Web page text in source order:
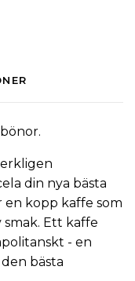
.
din nya bästa
en kopp kaffe som
smak. Ett kaffe
- en
bästa